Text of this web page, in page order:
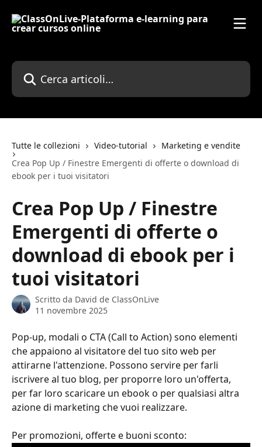
Cerca articoli…
Tutte le collezioni Video-tutorial
Marketing e vendite
Crea Pop Up / Finestre Emergenti di offerte o download di
ebook per i tuoi visitatori
Crea Pop Up / Finestre
Emergenti di offerte o
download di ebook per i
tuoi visitatori
Scritto da David de ClassOnLive
11 novembre 2025
Pop-up, modali o CTA (Call to Action) sono elementi
che appaiono al visitatore del tuo sito web per
attirarne l'attenzione. Possono servire per farli
iscrivere al tuo blog, per proporre loro un'offerta,
per far loro scaricare un ebook o per qualsiasi altra
azione di marketing che vuoi realizzare.
Per promozioni, offerte e buoni sconto: